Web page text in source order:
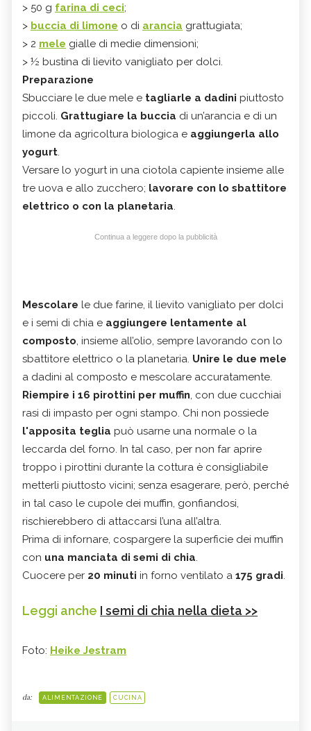
> 50 g farina di ceci;
> buccia di limone o di arancia grattugiata;
> 2 mele gialle di medie dimensioni;
> ½ bustina di lievito vanigliato per dolci.
Preparazione
Sbucciare le due mele e tagliarle a dadini piuttosto
piccoli. Grattugiare la buccia di un’arancia e di un
limone da agricoltura biologica e aggiungerla allo
yogurt.
Versare lo yogurt in una ciotola capiente insieme alle
tre uova e allo zucchero; lavorare con lo sbattitore
elettrico o con la planetaria.
Continua a leggere dopo la pubblicità
Mescolare le due farine, il lievito vanigliato per dolci
e i semi di chia e aggiungere lentamente al
composto, insieme all’olio, sempre lavorando con lo
sbattitore elettrico o la planetaria. Unire le due mele
a dadini al composto e mescolare accuratamente.
Riempire i 16 pirottini per muffin, con due cucchiai
rasi di impasto per ogni stampo. Chi non possiede
l'apposita teglia può usarne una normale o la
leccarda del forno. In tal caso, per non far aprire
troppo i pirottini durante la cottura è consigliabile
metterli piuttosto vicini; senza esagerare, però, perché
in tal caso le cupole dei muffin, gonfiandosi,
rischierebbero di attaccarsi l’una all’altra.
Prima di infornare, cospargere la superficie dei muffin
con una manciata di semi di chia.
Cuocere per 20 minuti in forno ventilato a 175 gradi.
Leggi anche I semi di chia nella dieta >>
Foto: Heike Jestram
da: ALIMENTAZIONE CUCINA